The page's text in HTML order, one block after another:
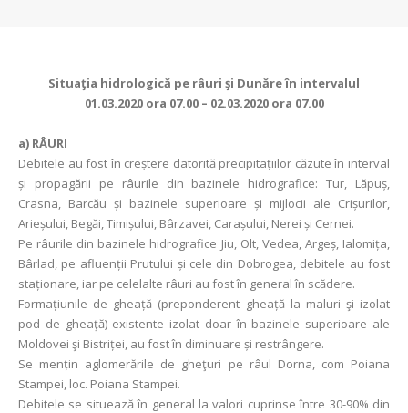
Situaţia hidrologică pe râuri şi Dunăre în intervalul
01.03.2020 ora 07.00 – 02.03.2020 ora 07.00
a) RÂURI
Debitele au fost în creștere datorită precipitațiilor căzute în interval
și propagării pe râurile din bazinele hidrografice: Tur, Lăpuș,
Crasna, Barcău și bazinele superioare și mijlocii ale Crișurilor,
Arieșului, Begăi, Timișului, Bârzavei, Carașului, Nerei și Cernei.
Pe râurile din bazinele hidrografice Jiu, Olt, Vedea, Argeș, Ialomița,
Bârlad, pe afluenții Prutului și cele din Dobrogea, debitele au fost
staționare, iar pe celelalte râuri au fost în general în scădere.
Formațiunile de gheață (preponderent gheață la maluri şi izolat
pod de gheaţă) existente izolat doar în bazinele superioare ale
Moldovei şi Bistriței, au fost în diminuare și restrângere.
Se mențin aglomerările de gheţuri pe râul Dorna, com Poiana
Stampei, loc. Poiana Stampei.
Debitele se situează în general la valori cuprinse între 30-90% din